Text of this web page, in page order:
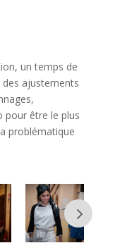
un temps de
ajustements
pour être le plus
problématique